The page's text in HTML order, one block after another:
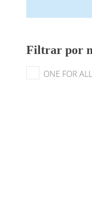
Filtrar por
ONE FOR ALL